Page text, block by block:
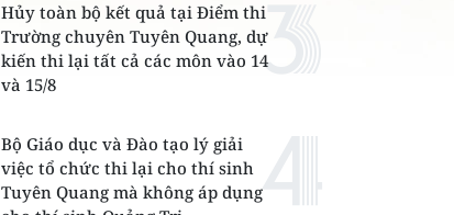
Hủy toàn bộ kết quả tại Điểm thi
Trường chuyên Tuyên Quang, dự
kiến thi lại tất cả các môn vào 14
và 15/8
Bộ Giáo dục và Đào tạo lý giải
việc tổ chức thi lại cho thí sinh
Tuyên Quang mà không áp dụng